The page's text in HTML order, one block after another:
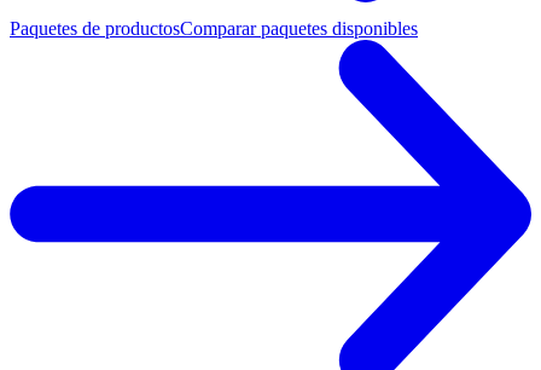
Paquetes de productosComparar paquetes disponibles